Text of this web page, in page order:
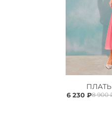
6 230 ₽8 900